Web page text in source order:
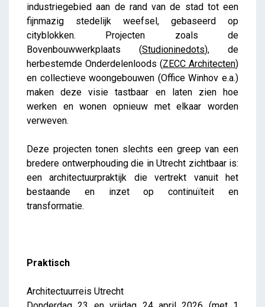
industriegebied aan de rand van de stad tot een
fijnmazig stedelijk weefsel, gebaseerd op
cityblokken. Projecten zoals de
Bovenbouwwerkplaats (Studioninedots), de
herbestemde Onderdelenloods (ZECC Architecten)
en collectieve woongebouwen (Office Winhov e.a.)
maken deze visie tastbaar en laten zien hoe
werken en wonen opnieuw met elkaar worden
verweven.
Deze projecten tonen slechts een greep van een
bredere ontwerphouding die in Utrecht zichtbaar is:
een architectuurpraktijk die vertrekt vanuit het
bestaande en inzet op continuïteit en
transformatie.
Praktisch
Architectuurreis Utrecht